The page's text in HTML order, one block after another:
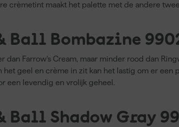
crèmetint maakt het palette met de andere
Ball Bombazine
dan Farrow's Cream, maar minder rood dan
het geel en crème in zit kan het lastig om er
een levendig en vrolijk geheel.
Ball Shadow Gray